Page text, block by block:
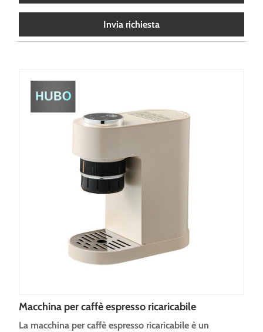
Invia richiesta
Macchina per caffè espresso ricaricabile
La macchina per caffè espresso ricaricabile è un